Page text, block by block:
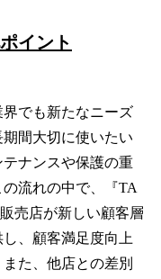
イント
でも新たなニーズ
間大切に使いたい
ナンスや保護の重
流れの中で、『TA
売店が新しい顧客層
、顧客満足度向上
た、他店との差別